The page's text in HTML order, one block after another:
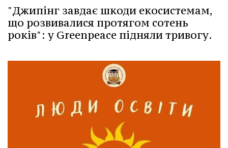
"Джипінг завдає шкоди екосистемам,
що розвивалися протягом сотень
років": у Greenpeace підняли тривогу.